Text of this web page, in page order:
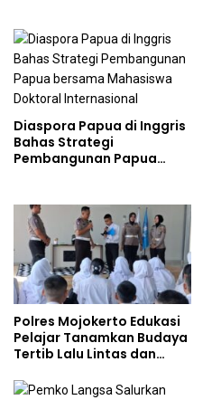
Diaspora Papua di Inggris
Bahas Strategi
Pembangunan Papua
Polres Mojokerto Edukasi
Pelajar Tanamkan Budaya
Tertib Lalu Lintas dan